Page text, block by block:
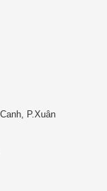
P.Xuân